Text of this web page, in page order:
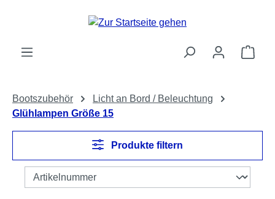
Zum Hauptinhalt springen
Bootszubehör
Licht an Bord / Beleuchtung
Glühlampen Größe 15
Produkte filtern